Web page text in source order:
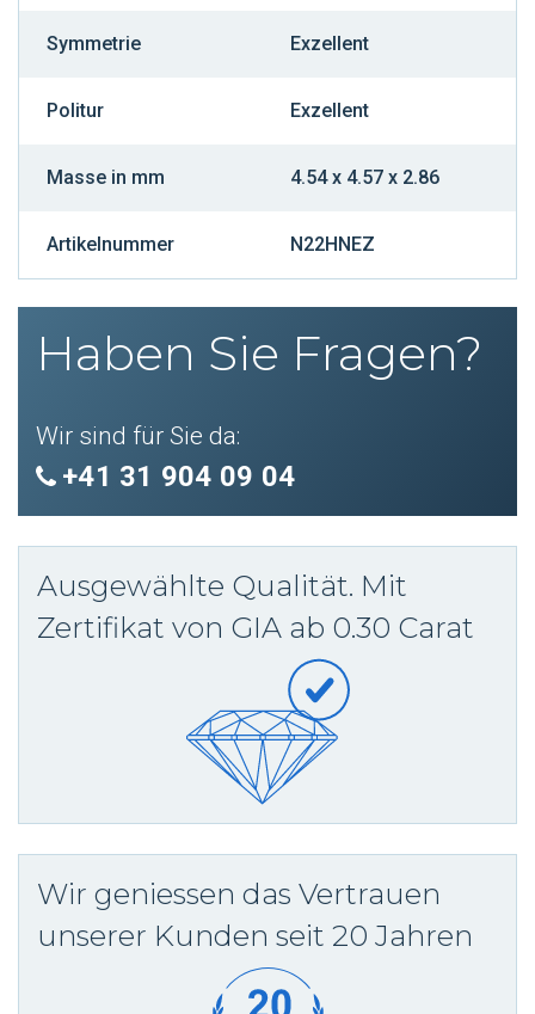
Symmetrie Exzellent
Politur Exzellent
Masse in mm 4.54 x 4.57 x 2.86
Artikelnummer N22HNEZ
Haben Sie Fragen?
Wir sind für Sie da:
+41 31 904 09 04
Ausgewählte Qualität. Mit
Zertifikat von GIA ab 0.30 Carat
Wir geniessen das Vertrauen
unserer Kunden seit 20 Jahren